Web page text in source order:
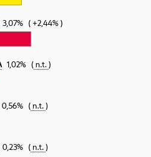
3,07% +2,44%
1,02% n.t.
0,56% n.t.
0,23% n.t.